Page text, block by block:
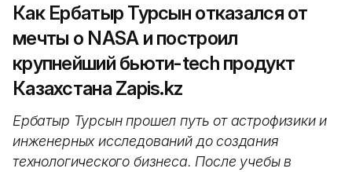
Как Ербатыр Турсын отказался от
мечты о NASA и построил
крупнейший бьюти-tech продукт
Казахстана Zapis.kz
Ербатыр Турсын прошел путь от астрофизики и
инженерных исследований до создания
технологического бизнеса. После учебы в